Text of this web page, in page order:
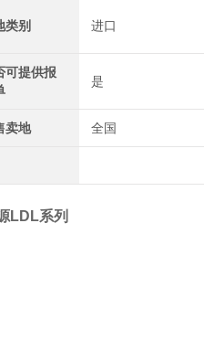
类别 进口
可提供报
是
卖地 全国
LDL系列